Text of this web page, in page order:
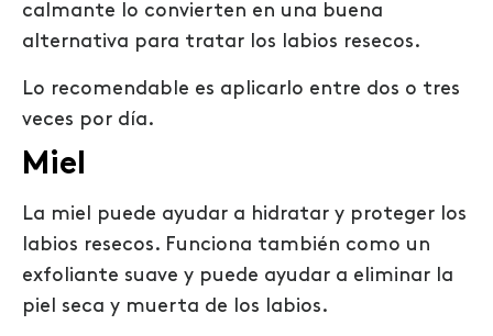
calmante lo convierten en una buena
alternativa para tratar los labios resecos.
Lo recomendable es aplicarlo entre dos o tres
veces por día.
Miel
La miel puede ayudar a hidratar y proteger los
labios resecos. Funciona también como un
exfoliante suave y puede ayudar a eliminar la
piel seca y muerta de los labios.